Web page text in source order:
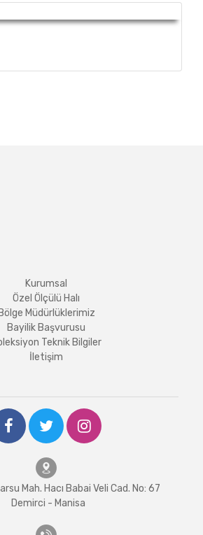
Kurumsal
Özel Ölçülü Halı
Bölge Müdürlüklerimiz
Bayilik Başvurusu
Teknik Bilgiler
İletişim
Mah. Hacı Babai Veli Cad. No: 67
Demirci - Manisa